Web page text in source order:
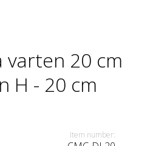
20 cm
H - 20 cm
Item number: